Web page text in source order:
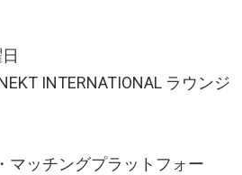
INTERNATIONAL ラウンジ
マッチングプラットフォー